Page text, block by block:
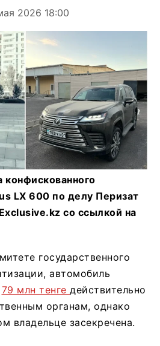
2026 18:00
конфискованного
LX 600 по делу Перизат
со ссылкой на
государственного
автомобиль
79 млн тенге действительно
органам, однако
владельце засекречена.